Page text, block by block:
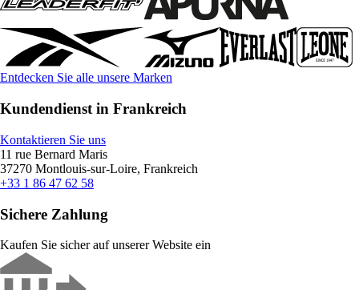
Entdecken Sie alle unsere Marken
Kundendienst in Frankreich
Kontaktieren Sie uns
11 rue Bernard Maris
37270 Montlouis-sur-Loire, Frankreich
+33 1 86 47 62 58
Sichere Zahlung
Kaufen Sie sicher auf unserer Website ein